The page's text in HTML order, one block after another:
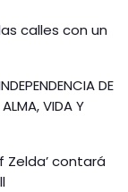
calles con un
DE
VIDA Y
Zelda’ contará